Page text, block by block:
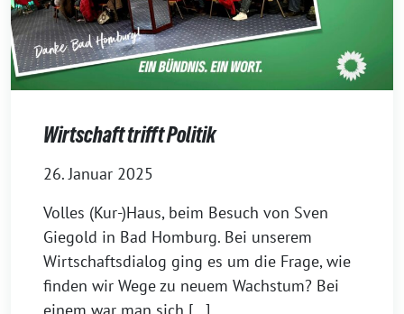
Wirtschaft trifft Politik
26. Januar 2025
Volles (Kur-)Haus, beim Besuch von Sven
Giegold in Bad Homburg. Bei unserem
Wirtschaftsdialog ging es um die Frage, wie
finden wir Wege zu neuem Wachstum? Bei
einem war man sich […]